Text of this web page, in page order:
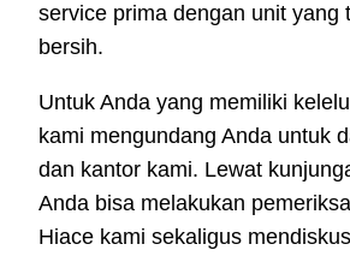
service prima dengan unit yang
bersih.
Untuk Anda yang memiliki
kami mengundang Anda untuk
dan kantor kami. Lewat
Anda bisa melakukan
Hiace kami sekaligus